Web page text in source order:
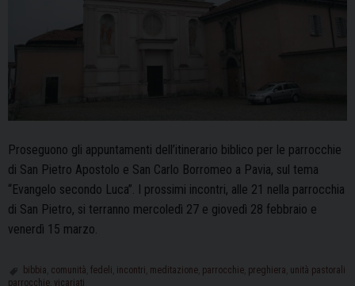
Proseguono gli appuntamenti dell’itinerario biblico per le parrocchie
di San Pietro Apostolo e San Carlo Borromeo a Pavia, sul tema
“Evangelo secondo Luca”. I prossimi incontri, alle 21 nella parrocchia
di San Pietro, si terranno mercoledì 27 e giovedì 28 febbraio e
venerdì 15 marzo.
bibbia comunità fedeli incontri meditazione parrocchie preghiera unità pastorali
parrocchie vicariati